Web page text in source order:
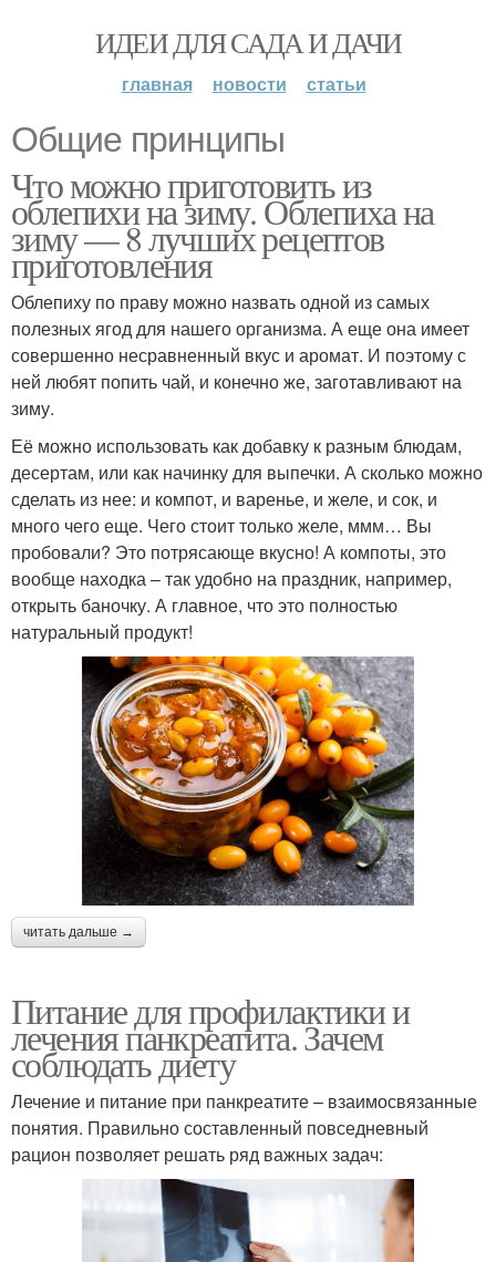
ИДЕИ ДЛЯ САДА И ДАЧИ
главная новости статьи
Общие принципы
Что можно приготовить из
облепихи на зиму. Облепиха на
зиму — 8 лучших рецептов
приготовления
Облепиху по праву можно назвать одной из самых
полезных ягод для нашего организма. А еще она имеет
совершенно несравненный вкус и аромат. И поэтому с
ней любят попить чай, и конечно же, заготавливают на
зиму.
Её можно использовать как добавку к разным блюдам,
десертам, или как начинку для выпечки. А сколько можно
сделать из нее: и компот, и варенье, и желе, и сок, и
много чего еще. Чего стоит только желе, ммм… Вы
пробовали? Это потрясающе вкусно! А компоты, это
вообще находка – так удобно на праздник, например,
открыть баночку. А главное, что это полностью
натуральный продукт!
читать дальше →
Питание для профилактики и
лечения панкреатита. Зачем
соблюдать диету
Лечение и питание при панкреатите – взаимосвязанные
понятия. Правильно составленный повседневный
рацион позволяет решать ряд важных задач: